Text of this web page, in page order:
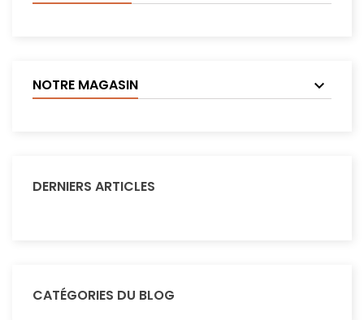
NOTRE MAGASIN
DERNIERS ARTICLES
CATÉGORIES DU BLOG